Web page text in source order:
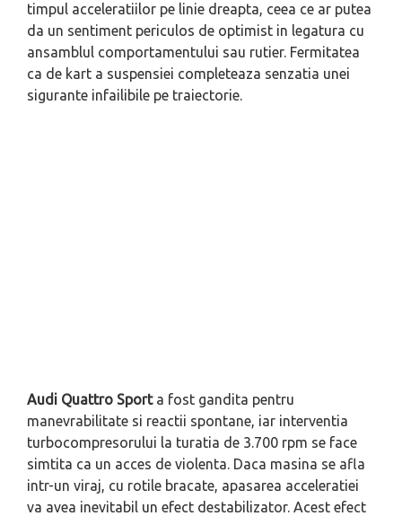
timpul acceleratiilor pe linie dreapta, ceea ce ar putea
da un sentiment periculos de optimist in legatura cu
ansamblul comportamentului sau rutier. Fermitatea
ca de kart a suspensiei completeaza senzatia unei
sigurante infailibile pe traiectorie.
Audi Quattro Sporta fost gandita pentru
manevrabilitate si reactii spontane, iar interventia
turbocompresorului la turatia de 3.700 rpm se face
simtita ca un acces de violenta. Daca masina se afla
intr-un viraj, cu rotile bracate, apasarea acceleratiei
va avea inevitabil un efect destabilizator. Acest efect